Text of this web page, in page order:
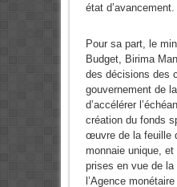
état d’avancement.
Pour sa part, le
Budget, Birima
des décisions des
gouvernement de
d’accélérer
création du fonds
œuvre de la feuille
monnaie unique,
prises en vue de
l’Agence